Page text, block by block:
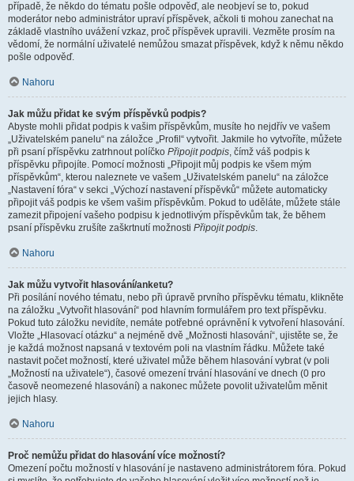
případě, že někdo do tématu pošle odpověď, ale neobjeví se to, pokud
moderátor nebo administrátor upraví příspěvek, ačkoli ti mohou zanechat na
základě vlastního uvážení vzkaz, proč příspěvek upravili. Vezměte prosím na
vědomí, že normální uživatelé nemůžou smazat příspěvek, když k němu někdo
pošle odpověď.
Nahoru
Jak můžu přidat ke svým příspěvků podpis?
Abyste mohli přidat podpis k vašim příspěvkům, musíte ho nejdřív ve vašem
„Uživatelském panelu“ na záložce „Profil“ vytvořit. Jakmile ho vytvoříte, můžete
při psaní příspěvku zatrhnout políčko Připojit podpis, čímž váš podpis k
příspěvku připojíte. Pomocí možnosti „Připojit můj podpis ke všem mým
příspěvkům“, kterou naleznete ve vašem „Uživatelském panelu“ na záložce
„Nastavení fóra“ v sekci „Výchozí nastavení příspěvků“ můžete automaticky
připojit váš podpis ke všem vašim příspěvkům. Pokud to uděláte, můžete stále
zamezit připojení vašeho podpisu k jednotlivým příspěvkům tak, že během
psaní příspěvku zrušíte zaškrtnutí možnosti Připojit podpis.
Nahoru
Jak můžu vytvořit hlasování/anketu?
Při posílání nového tématu, nebo při úpravě prvního příspěvku tématu, klikněte
na záložku „Vytvořit hlasování“ pod hlavním formulářem pro text příspěvku.
Pokud tuto záložku nevidíte, nemáte potřebné oprávnění k vytvoření hlasování.
Vložte „Hlasovací otázku“ a nejméně dvě „Možnosti hlasování“, ujistěte se, že
je každá možnost napsaná v textovém poli na vlastním řádku. Můžete také
nastavit počet možností, které uživatel může během hlasování vybrat (v poli
„Možností na uživatele“), časové omezení trvání hlasování ve dnech (0 pro
časově neomezené hlasování) a nakonec můžete povolit uživatelům měnit
jejich hlasy.
Nahoru
Proč nemůžu přidat do hlasování více možností?
Omezení počtu možností v hlasování je nastaveno administrátorem fóra. Pokud